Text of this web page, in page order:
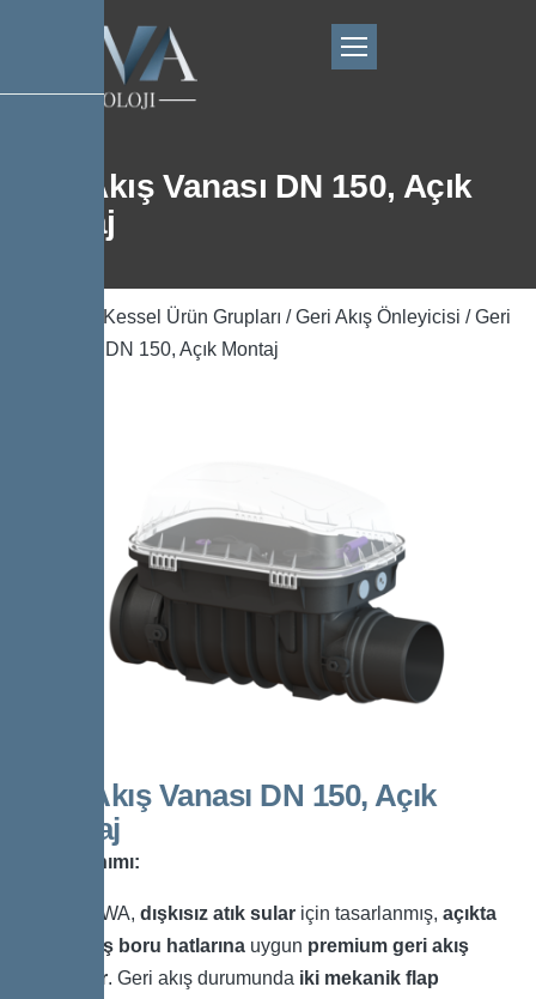
Geri Akış Vanası DN 150, Açık
Montaj
Kessel Ürün Grupları /Geri Akış Önleyicisi / Geri
Akış Vanası DN 150, Açık Montaj
Geri Akış Vanası DN 150, Açık
Montaj
Ürün Tanımı:
Staufix SWA, dışkısız atık sular için tasarlanmış, açıkta
döşenmiş boru hatlarına uygun premium geri akış
vanasıdır. Geri akış durumunda iki mekanik flap